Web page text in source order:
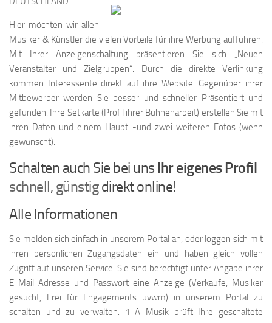
Hier möchten wir allen
Musiker & Künstler die vielen Vorteile für ihre Werbung aufführen.
Mit Ihrer Anzeigenschaltung präsentieren Sie sich „Neuen
Veranstalter und Zielgruppen“. Durch die direkte Verlinkung
kommen Interessente direkt auf ihre Website. Gegenüber ihrer
Mitbewerber werden Sie besser und schneller Präsentiert und
gefunden. Ihre Setkarte (Profil ihrer Bühnenarbeit) erstellen Sie mit
ihren Daten und einem Haupt -und zwei weiteren Fotos (wenn
gewünscht).
Schalten auch Sie bei uns Ihr eigenes Profil
schnell, günstigdirekt online!
Alle Informationen
Sie melden sich einfach in unserem Portal an, oder loggen sich mit
ihren persönlichen Zugangsdaten ein und haben gleich vollen
Zugriff auf unseren Service. Sie sind berechtigt unter Angabe ihrer
E-Mail Adresse und Passwort eine Anzeige (Verkäufe, Musiker
gesucht, Frei für Engagements uvwm) in unserem Portal zu
schalten und zu verwalten. 1 A Musik prüft Ihre geschaltete